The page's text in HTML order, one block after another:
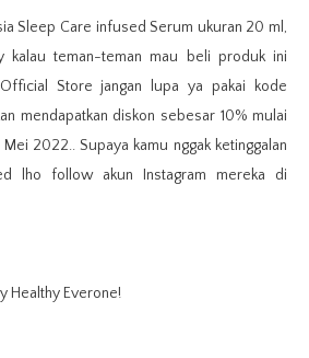
Sleep Care infused Serum ukuran 20 ml,
kalau teman-teman mau beli produk ini
Store jangan lupa ya pakai kode
mendapatkan diskon sebesar 10% mulai
2022.. Supaya kamu nggak ketinggalan
lho follow akun Instagram mereka di
Healthy Everone!